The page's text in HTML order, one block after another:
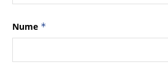
Nume *